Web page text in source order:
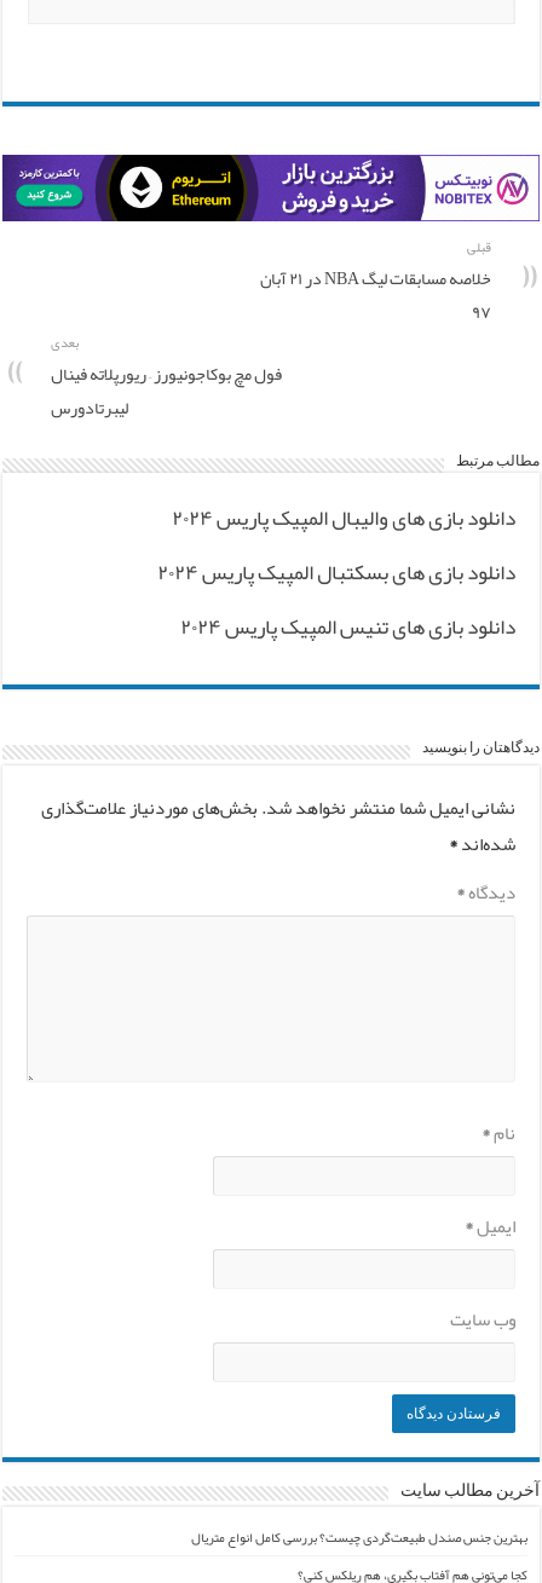
قبلی
خلاصه مسابقات لیگ NBA در ۲۱ آبان
۹۷
بعدی
فول مچ بوکاجونیورز – ریورپلاته فینال
لیبرتادورس
مطالب مرتبط
دانلود بازی های والیبال المپیک پاریس ۲۰۲۴
دانلود بازی های بسکتبال المپیک پاریس ۲۰۲۴
دانلود بازی های تنیس المپیک پاریس ۲۰۲۴
دیدگاهتان را بنویسید
نشانی ایمیل شما منتشر نخواهد شد.بخش‌های موردنیاز علامت‌گذاری
شده‌اند*
دیدگاه*
نام*
ایمیل*
وب‌ سایت
آخرین مطالب سایت
بهترین جنس صندل طبیعت‌گردی چیست؟ بررسی کامل انواع متریال
کجا می‌تونی هم آفتاب بگیری، هم ریلکس کنی؟